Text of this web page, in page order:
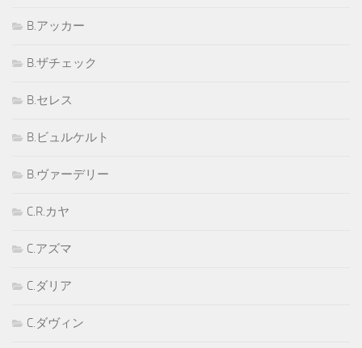
B.アッカー
B.ザチェック
B.セレス
B.ビュルケルト
B.ヴァーデリー
C.R.カヤ
C.アズマ
C.ダリア
C.ダヴィン